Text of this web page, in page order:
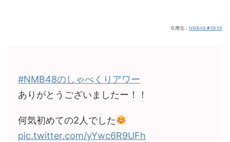
引用元： NMB48★5839
#NMB48のしゃべくりアワー
ありがとうございましたー！！
何気初めての2人でした
pic.twitter.com/yYwc6R9UFh